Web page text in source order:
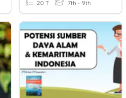
20 T 7th - 9th